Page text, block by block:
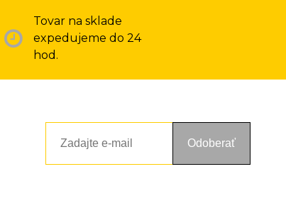
Tovar na sklade
expedujeme do 24
hod.
Odoberať